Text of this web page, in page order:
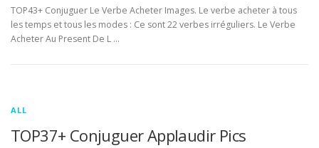
TOP43+ Conjuguer Le Verbe Acheter Images. Le verbe acheter à tous
les temps et tous les modes : Ce sont 22 verbes irréguliers. Le Verbe
Acheter Au Present De L …
ALL
TOP37+ Conjuguer Applaudir Pics